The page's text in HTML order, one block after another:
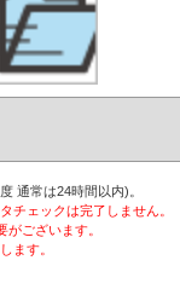
通常は24時間以内)。
チェックは完了しません。
ございます。
ます。